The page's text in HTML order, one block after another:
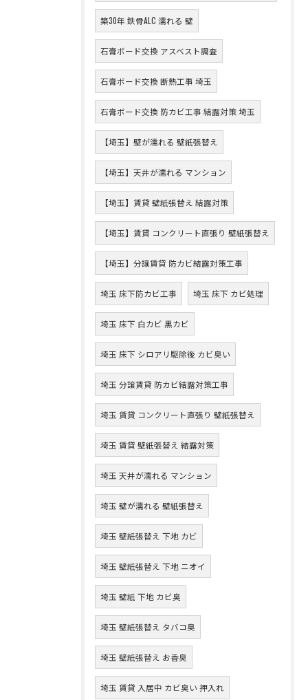
築30年 鉄骨ALC 濡れる 壁
石膏ボード交換 アスベスト調査
石膏ボード交換 断熱工事 埼玉
石膏ボード交換 防カビ工事 結露対策 埼玉
【埼玉】壁が濡れる 壁紙張替え
【埼玉】天井が濡れる マンション
【埼玉】賃貸 壁紙張替え 結露対策
【埼玉】賃貸 コンクリート直張り 壁紙張替え
【埼玉】分譲賃貸 防カビ結露対策工事
埼玉 床下防カビ工事 埼玉 床下 カビ処理
埼玉 床下 白カビ 黒カビ
埼玉 床下 シロアリ駆除後 カビ臭い
埼玉 分譲賃貸 防カビ結露対策工事
埼玉 賃貸 コンクリート直張り 壁紙張替え
埼玉 賃貸 壁紙張替え 結露対策
埼玉 天井が濡れる マンション
埼玉 壁が濡れる 壁紙張替え
埼玉 壁紙張替え 下地 カビ
埼玉 壁紙張替え 下地 ニオイ
埼玉 壁紙 下地 カビ臭
埼玉 壁紙張替え タバコ臭
埼玉 壁紙張替え お香臭
埼玉 賃貸 入居中 カビ臭い 押入れ